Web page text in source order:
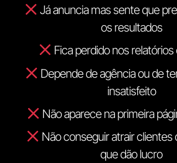
Já anuncia mas sente que
os resultados
Fica perdido nos
Depende de agência ou de
insatisfeito
Não aparece na primeira
Não conseguir atrair clientes
que dão lucro